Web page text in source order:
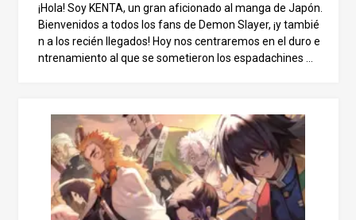
¡Hola! Soy KENTA, un gran aficionado al manga de Japón.
Bienvenidos a todos los fans de Demon Slayer, ¡y tambié
n a los recién llegados! Hoy nos centraremos en el duro e
ntrenamiento al que se sometieron los espadachines má
agotador que fue su entrenamiento. Demon Slayer es co
nocida por sus intensas escenas de batalla, pero los vínc
ulos y el crecimiento de los personajes son igual de cauti
vadores. Detrás de su crecimiento se esconde un inmens
o esfuerzo, y el entrenamiento de los Hashira es una gra
n parte de él. El entrenamiento de los Hashira no se limit